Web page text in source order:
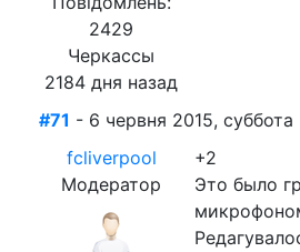
2429
Черкассы
2184 дня назад
#71 - 6 червня 2015, суббота
fcliverpool
Модератор
+2
Это было